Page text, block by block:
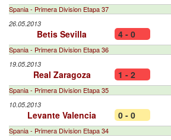
Spania - Primera Division Etapa 37
26.05.2013
Betis Sevilla 4 - 0
Spania - Primera Division Etapa 36
19.05.2013
Real Zaragoza 1 - 2
Spania - Primera Division Etapa 35
10.05.2013
Levante Valencia 0 - 0
Spania - Primera Division Etapa 34